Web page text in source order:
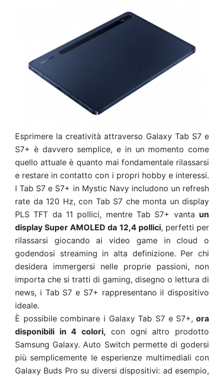
Esprimere la creatività attraverso Galaxy Tab S7 e
S7+ è davvero semplice, e in un momento come
quello attuale è quanto mai fondamentale rilassarsi
e restare in contatto con i propri hobby e interessi.
I Tab S7 e S7+ in Mystic Navy includono un refresh
rate da 120 Hz, con Tab S7 che monta un display
PLS TFT da 11 pollici, mentre Tab S7+ vanta un
display Super AMOLED da 12,4 pollici, perfetti per
rilassarsi giocando ai video game in cloud o
godendosi streaming in alta definizione. Per chi
desidera immergersi nelle proprie passioni, non
importa che si tratti di gaming, disegno o lettura di
news, i Tab S7 e S7+ rappresentano il dispositivo
ideale.
È possibile combinare i Galaxy Tab S7 e S7+, ora
disponibili in 4 colori, con ogni altro prodotto
Samsung Galaxy. Auto Switch permette di godersi
più semplicemente le esperienze multimediali con
Galaxy Buds Pro su diversi dispositivi: ad esempio,